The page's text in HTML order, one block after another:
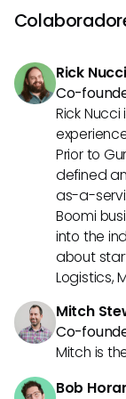
pontual e
interconectados.
Rick Nucci
Co-
Rick
Prior to
defined
as-a-
Boomi
into the
about
Logistics,
Mitch
Co-
Mitch is
Bob